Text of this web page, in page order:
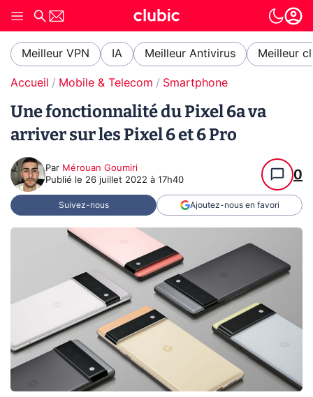
Meilleur VPN IA Meilleur Antivirus Meilleur
Accueil Mobile & Telecom Smartphone
Une fonctionnalité du Pixel 6a va
arriver sur les Pixel 6 et 6 Pro
Par Mérouan Goumiri
Publié le 26 juillet 2022 à 17h40 0
Suivez-nous Ajoutez-nous en favori